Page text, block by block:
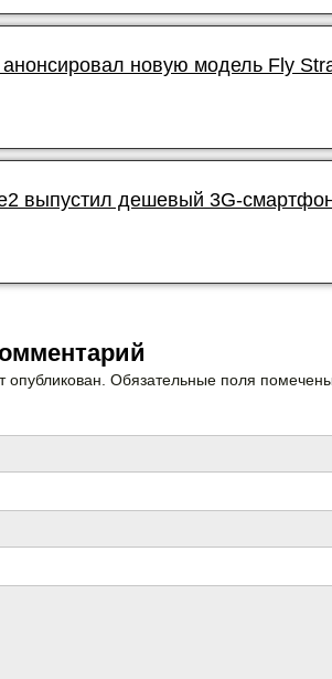
анонсировал новую модель Fly
выпустил дешевый 3G-
опубликован. Обязательные поля